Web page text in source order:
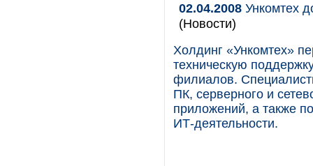
02.04.2008 Ункомтех
(Новости)
Холдинг «Ункомтех»
техническую
филиалов.
ПК, серверного и
приложений, а также
ИТ-деятельности.